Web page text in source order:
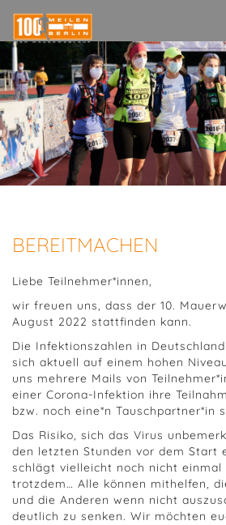
BEREITMACHEN
Liebe Teilnehmer*innen,
wir freuen uns, dass der 10.
August 2022 stattfinden kann.
Die Infektionszahlen in
sich aktuell auf einem hohen
uns mehrere Mails von
einer Corona-Infektion ihre
bzw. noch eine*n Tauschpartner*in
Das Risiko, sich das Virus
den letzten Stunden vor dem Start
schlägt vielleicht noch nicht einmal
trotzdem… Alle können mithelfen,
und die Anderen wenn nicht
deutlich zu senken. Wir möchten